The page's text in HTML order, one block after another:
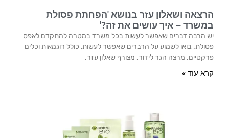
הרצאה ושאלון עזר בנושא 'הפחתת פסולת
במשרד – איך עושים את זה?'
יש הרבה דברים שאפשר לעשות בכל משרד במטרה להתקדם לאפס
פסולת. בואו לשמוע על הדברים שאפשר לעשות, כולל דוגמאות וכלים
פרקטיים. מרצה הגר לידור. מצורף שאלון עזר.
קרא עוד »